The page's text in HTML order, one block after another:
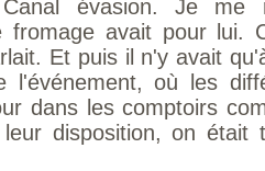
évasion. Je me
fromage avait pour lui.
Et puis il n'y avait
l'événement, où les
dans les comptoirs
disposition, on était